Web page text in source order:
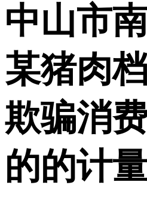
中山市
某猪肉
欺骗消
的的计